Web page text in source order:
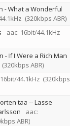
- What a Wonderful
(320kbps ABR)
aac: 16bit/44.1kHz
- If I Were a Rich Man
(320kbps ABR)
44.1kHz (320kbps
taa --Lasse
aac:
ABR)